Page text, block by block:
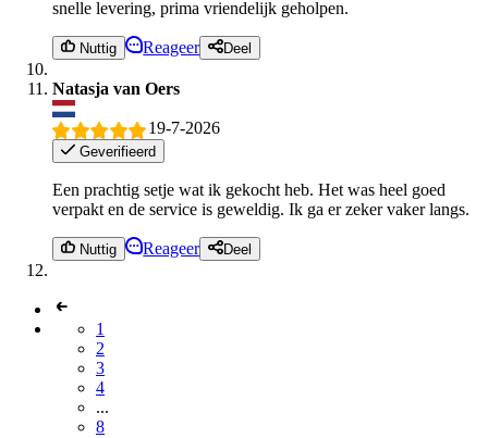
snelle levering, prima vriendelijk geholpen.
Nuttig Reageer Deel
Natasja van Oers
19-7-2026
Geverifieerd
Een prachtig setje wat ik gekocht heb. Het was heel goed
verpakt en de service is geweldig. Ik ga er zeker vaker langs.
Nuttig Reageer Deel
1
2
3
4
...
8